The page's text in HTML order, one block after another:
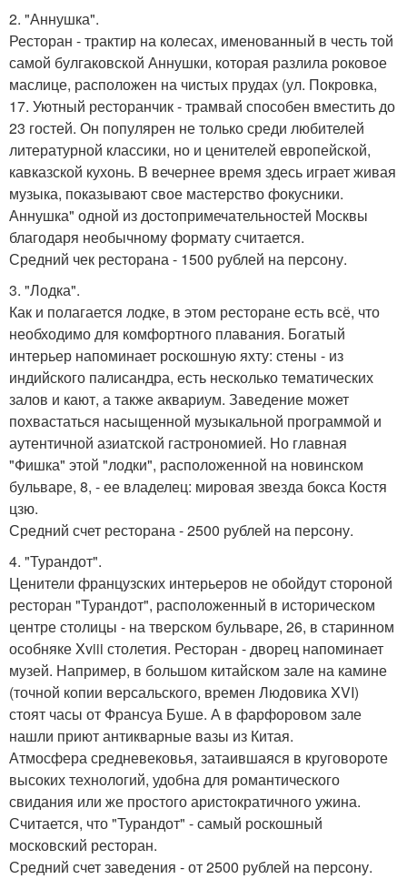
2. "Аннушка".
Ресторан - трактир на колесах, именованный в честь той
самой булгаковской Аннушки, которая разлила роковое
маслице, расположен на чистых прудах (ул. Покровка,
17. Уютный ресторанчик - трамвай способен вместить до
23 гостей. Он популярен не только среди любителей
литературной классики, но и ценителей европейской,
кавказской кухонь. В вечернее время здесь играет живая
музыка, показывают свое мастерство фокусники.
Аннушка" одной из достопримечательностей Москвы
благодаря необычному формату считается.
Средний чек ресторана - 1500 рублей на персону.
3. "Лодка".
Как и полагается лодке, в этом ресторане есть всё, что
необходимо для комфортного плавания. Богатый
интерьер напоминает роскошную яхту: стены - из
индийского палисандра, есть несколько тематических
залов и кают, а также аквариум. Заведение может
похвастаться насыщенной музыкальной программой и
аутентичной азиатской гастрономией. Но главная
"Фишка" этой "лодки", расположенной на новинском
бульваре, 8, - ее владелец: мировая звезда бокса Костя
цзю.
Средний счет ресторана - 2500 рублей на персону.
4. "Турандот".
Ценители французских интерьеров не обойдут стороной
ресторан "Турандот", расположенный в историческом
центре столицы - на тверском бульваре, 26, в старинном
особняке Xviii столетия. Ресторан - дворец напоминает
музей. Например, в большом китайском зале на камине
(точной копии версальского, времен Людовика XVI)
стоят часы от Франсуа Буше. А в фарфоровом зале
нашли приют антикварные вазы из Китая.
Атмосфера средневековья, затаившаяся в круговороте
высоких технологий, удобна для романтического
свидания или же простого аристократичного ужина.
Считается, что "Турандот" - самый роскошный
московский ресторан.
Средний счет заведения - от 2500 рублей на персону.